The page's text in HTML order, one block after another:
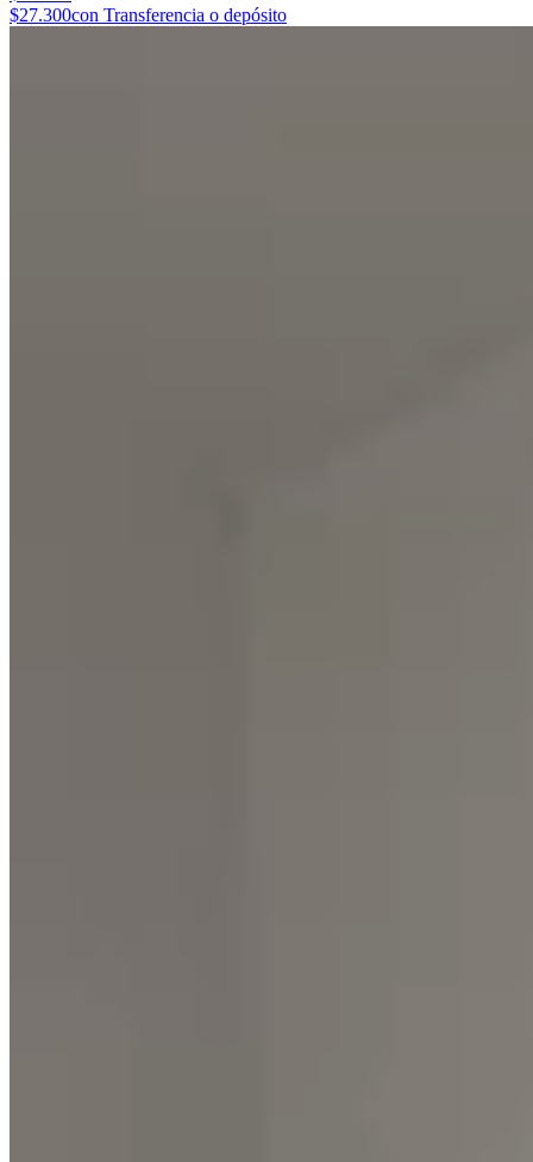
$27.300con Transferencia o depósito